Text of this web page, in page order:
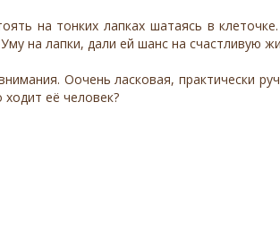
на тонких лапках шатаясь в
на лапки, дали ей шанс на счастливую
Оочень ласковая, практически
её человек?